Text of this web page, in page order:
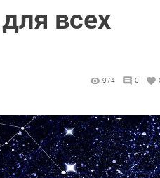
всех
974 0